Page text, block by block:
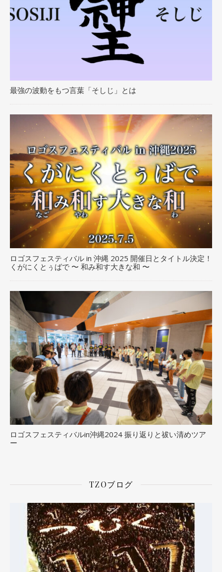
最強の波動をもつ言葉「そしじ」とは
ロゴスフェスティバル in 沖縄 2025 開催日とタイトル決定！
くがにくとぅばで 〜 和み和す大きな和 〜
ロゴスフェスティバルin沖縄2024 振り返りと祓い清めツア
ー
TZOブログ